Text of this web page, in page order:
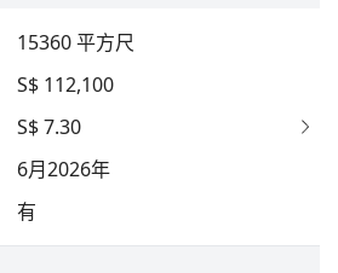
15360平方尺
S$ 112,100
S$ 7.30
6月2026年
有